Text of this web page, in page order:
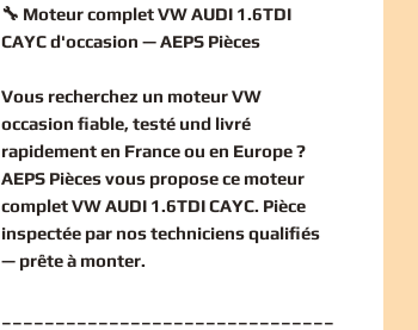
🔧 Moteur complet VW AUDI 1.6TDI
CAYC d'occasion — AEPS Pièces
Vous recherchez un moteur VW
occasion fiable, testé und livré
rapidement en France ou en Europe ?
AEPS Pièces vous propose ce moteur
complet VW AUDI 1.6TDI CAYC. Pièce
inspectée par nos techniciens qualifiés
— prête à monter.